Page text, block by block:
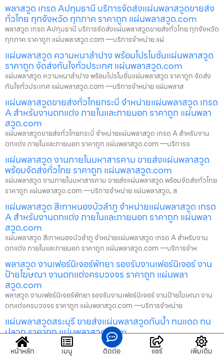
พลาสวูด เกรด Aปทุมธานี บริการจัดส่งแผ่นพลาสวูดขายส่ง
ทั่วไทย ทุกจังหวัด ทุกภาค ราคาถูก แผ่นพลาสวูด.com
พลาสวูด เกรด Aปทุมธานี บริการจัดส่งแผ่นพลาสวูดขายส่งทั่วไทย ทุกจังหวัด
ทุกภาค ราคาถูก แผ่นพลาสวูด.com —บริการจำหน่าย แผ่
แผ่นพลาสวูด ความหนาลำปาง พร้อมโปรโมชั่นแผ่นพลาสวูด
ราคาถูก จัดส่งทันใจทั่วประเทศ แผ่นพลาสวูด.com
แผ่นพลาสวูด ความหนาลำปาง พร้อมโปรโมชั่นแผ่นพลาสวูด ราคาถูก จัดส่ง
ทันใจทั่วประเทศ แผ่นพลาสวูด.com —บริการจำหน่าย แผ่นพลาส
แผ่นพลาสวูดขายส่งทั่วไทยกระบี่ จำหน่ายแผ่นพลาสวูด เกรด
A สำหรับงานตกแต่ง ภายในและภายนอก ราคาถูก แผ่นพลา
สวูด.com
แผ่นพลาสวูดขายส่งทั่วไทยกระบี่ จำหน่ายแผ่นพลาสวูด เกรด A สำหรับงาน
ตกแต่ง ภายในและภายนอก ราคาถูก แผ่นพลาสวูด.com —บริการจ
แผ่นพลาสวูด งานภายในมหาสารคาม ขายส่งแผ่นพลาสวูด
พร้อมจัดส่งทั่วไทย ราคาถูก แผ่นพลาสวูด.com
แผ่นพลาสวูด งานภายในมหาสารคาม ขายส่งแผ่นพลาสวูด พร้อมจัดส่งทั่วไทย
ราคาถูก แผ่นพลาสวูด.com —บริการจำหน่าย แผ่นพลาสวูด, ส
แผ่นพลาสวูด สีเทาหนองบัวลำภู จำหน่ายแผ่นพลาสวูด เกรด
A สำหรับงานตกแต่ง ภายในและภายนอก ราคาถูก แผ่นพลา
สวูด.com
แผ่นพลาสวูด สีเทาหนองบัวลำภู จำหน่ายแผ่นพลาสวูด เกรด A สำหรับงาน
ตกแต่ง ภายในและภายนอก ราคาถูก แผ่นพลาสวูด.com —บริการจำห
พลาสวูด งานเฟอร์นิเจอร์พัทยา รองรับงานเฟอร์นิเจอร์ งาน
ป้ายโฆษณา งานตกแต่งครบวงจร ราคาถูก แผ่นพลา
สวูด.com
พลาสวูด งานเฟอร์นิเจอร์พัทยา รองรับงานเฟอร์นิเจอร์ งานป้ายโฆษณา งาน
ตกแต่งครบวงจร ราคาถูก แผ่นพลาสวูด.com —บริการจำหน่าย
แผ่นพลาสวูดสระบุรี ขายส่งแผ่นพลาสวูดกันน้ำ ทนแดด ทน
ปลวก ราคาถูก แผ่นพลาสวูด.com
แผ่นพลาสวูดสระบุรี ขายส่งแผ่นพลาสวูดกันน้ำ ทนแดด ทนปลวก ราคาถูก แผ่
นพลาสวูด.com —บริการจำหน่าย แผ่นพลาสวูด, ส่งทั่วไทย ค
หน้าหลัก เมนู ติดต่อ แชร์ เพิ่มเติม